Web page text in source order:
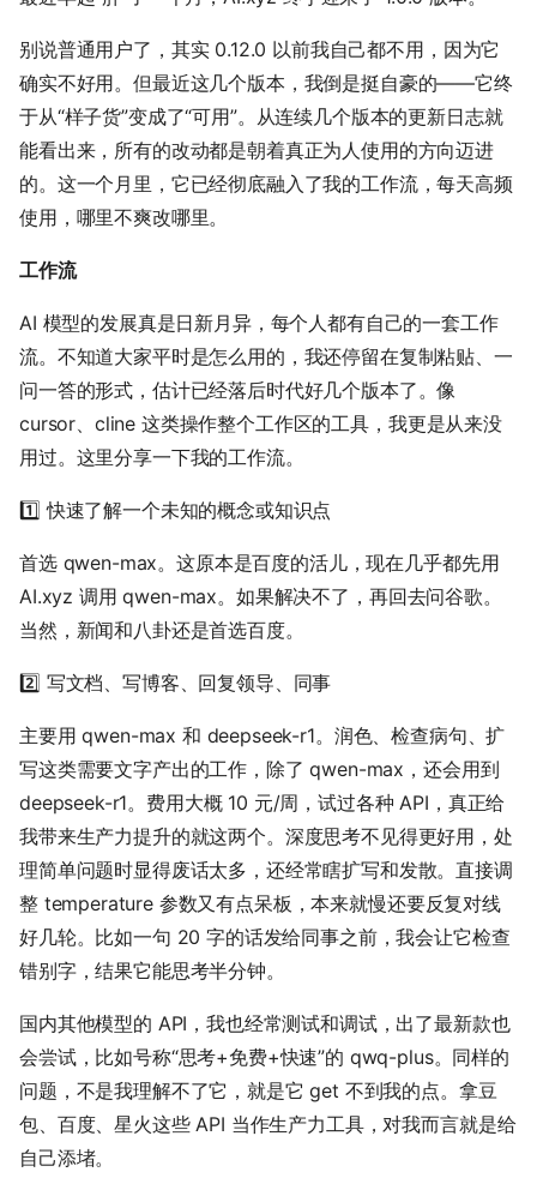
别说普通用户了，其实 0.12.0 以前我自己都不用，因为它
确实不好用。但最近这几个版本，我倒是挺自豪的——它终
于从“样子货”变成了“可用”。从连续几个版本的更新日志就
能看出来，所有的改动都是朝着真正为人使用的方向迈进
的。这一个月里，它已经彻底融入了我的工作流，每天高频
使用，哪里不爽改哪里。
工作流
AI 模型的发展真是日新月异，每个人都有自己的一套工作
流。不知道大家平时是怎么用的，我还停留在复制粘贴、一
问一答的形式，估计已经落后时代好几个版本了。像
cursor、cline 这类操作整个工作区的工具，我更是从来没
用过。这里分享一下我的工作流。
1️⃣ 快速了解一个未知的概念或知识点
首选 qwen-max。这原本是百度的活儿，现在几乎都先用
AI.xyz 调用 qwen-max。如果解决不了，再回去问谷歌。
当然，新闻和八卦还是首选百度。
2️⃣ 写文档、写博客、回复领导、同事
主要用 qwen-max 和 deepseek-r1。润色、检查病句、扩
写这类需要文字产出的工作，除了 qwen-max，还会用到
deepseek-r1。费用大概 10 元/周，试过各种 API，真正给
我带来生产力提升的就这两个。深度思考不见得更好用，处
理简单问题时显得废话太多，还经常瞎扩写和发散。直接调
整 temperature 参数又有点呆板，本来就慢还要反复对线
好几轮。比如一句 20 字的话发给同事之前，我会让它检查
错别字，结果它能思考半分钟。
国内其他模型的 API，我也经常测试和调试，出了最新款也
会尝试，比如号称“思考+免费+快速”的 qwq-plus。同样的
问题，不是我理解不了它，就是它 get 不到我的点。拿豆
包、百度、星火这些 API 当作生产力工具，对我而言就是给
自己添堵。